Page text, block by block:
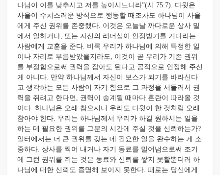
나님이 이를 낮추시고 저를 높이시느니라”(시 75:7). 다윗은
사울이 수치스러운 방식으로 행동할 때조차도 하나님이 사울
에게 주신 권위를 존중했다. 이것은 오늘날 까다로운 상사 밑
에서 일하거나, 또는 자신의 리더십이 인정받기를 기다리는
사람에게 교훈을 준다. 비록 우리가 하나님에 의해 특정한 일
이나 자리로 부름받았을지라도, 이것이 곧 우리가 기존 권위
를 부정함으로써 권력을 잡아도 된다고 공적으로 인정해 주신
게 아니다. 만약 하나님께서 자신이 보스가 되기를 바라신다
고 생각하는 모든 사람이 자기 힘으로 그 과정을 서둘러서 권
력을 쥐려고 한다면, 권력이 승계될 때마다 혼란이 따라올 것
이다. 하나님은 오래 참으시니 우리도 다윗이 한 것처럼 오래
참아야 한다. 우리는 하나님께서 우리가 하길 원하시는 일을
하는 데 필요한 권위를 그분의 시간에 주실 것을 신뢰하는가?
일터에서는 더 큰 권위를 갖는 데 필요한 일을 완수하는 게 소
중하다. 상사를 찍어 내거나 자기 동료를 밀어냄으로써 조기
에 그런 권위를 쥐는 것은 동료와 신뢰를 쌓지 못할뿐더러 하
나님에 대한 신뢰도 증명해 보이지 못한다. 때로는 당신에게